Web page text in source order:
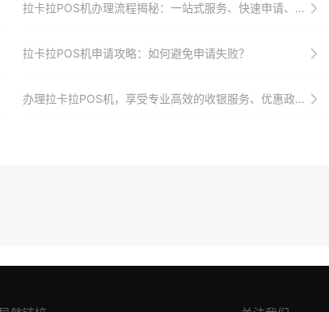
拉卡拉POS机办理流程揭秘：一站式服务、快速申请、高效收银，助力商家实现数字化转型与升级
拉卡拉POS机申请攻略：如何避免申请失败？
办理拉卡拉POS机，享受专业高效的收银服务、优惠政策与全方位安全保障